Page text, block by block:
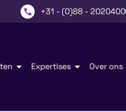
+31 - (0)88 - 2020400
Expertises Over ons